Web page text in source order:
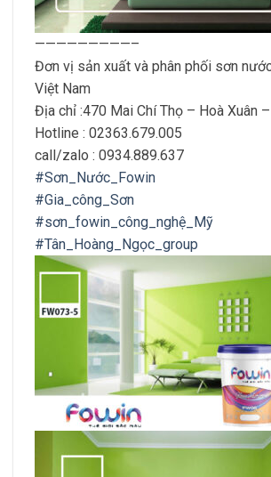
—————————–
Đơn vị sản xuất và phân phối sơn
Việt Nam
Địa chỉ :470 Mai Chí Thọ – Hoà Xuân
Hotline : 02363.679.005
call/zalo : 0934.889.637
#Sơn_Nước_Fowin
#Gia_công_Sơn
#sơn_fowin_công_nghệ_Mỹ
#Tân_Hoàng_Ngọc_group